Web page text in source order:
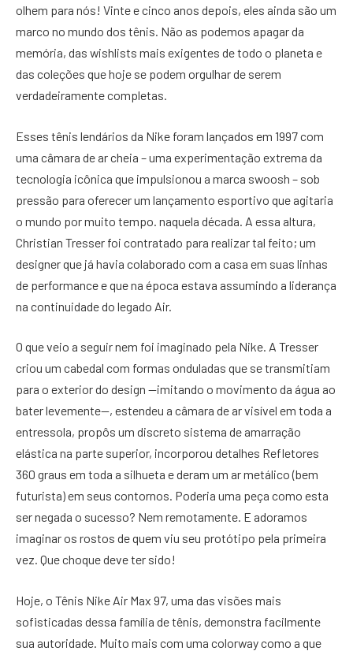
olhem para nós! Vinte e cinco anos depois, eles ainda são um
marco no mundo dos tênis. Não as podemos apagar da
memória, das wishlists mais exigentes de todo o planeta e
das coleções que hoje se podem orgulhar de serem
verdadeiramente completas.
Esses tênis lendários da Nike foram lançados em 1997 com
uma câmara de ar cheia – uma experimentação extrema da
tecnologia icônica que impulsionou a marca swoosh – sob
pressão para oferecer um lançamento esportivo que agitaria
o mundo por muito tempo. naquela década. A essa altura,
Christian Tresser foi contratado para realizar tal feito; um
designer que já havia colaborado com a casa em suas linhas
de performance e que na época estava assumindo a liderança
na continuidade do legado Air.
O que veio a seguir nem foi imaginado pela Nike. A Tresser
criou um cabedal com formas onduladas que se transmitiam
para o exterior do design —imitando o movimento da água ao
bater levemente—, estendeu a câmara de ar visível em toda a
entressola, propôs um discreto sistema de amarração
elástica na parte superior, incorporou detalhes Refletores
360 graus em toda a silhueta e deram um ar metálico (bem
futurista) em seus contornos. Poderia uma peça como esta
ser negada o sucesso? Nem remotamente. E adoramos
imaginar os rostos de quem viu seu protótipo pela primeira
vez. Que choque deve ter sido!
Hoje, o Tênis Nike Air Max 97, uma das visões mais
sofisticadas dessa família de tênis, demonstra facilmente
sua autoridade. Muito mais com uma colorway como a que